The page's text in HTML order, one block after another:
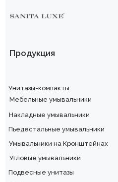
Продукция
Унитазы-компакты
Подвесные унитазы
Мебельные умывальники
Пьедестальные умывальники
Умывальники на Кронштейнах
Угловые умывальники
Накладные умывальники